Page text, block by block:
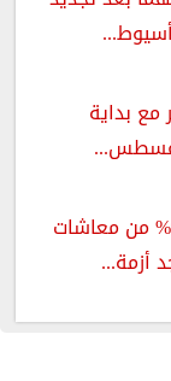
بداية
اللواء جمال عوض صرفنا 91% من معاشات
أزمة...